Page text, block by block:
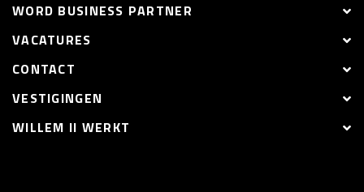
WORD BUSINESS PARTNER
VACATURES
CONTACT
VESTIGINGEN
WILLEM II WERKT